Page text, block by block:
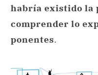
habría existido la
comprender lo
ponentes.